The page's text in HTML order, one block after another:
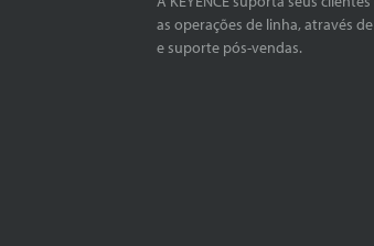
as operações de linha, através
e suporte pós-vendas.